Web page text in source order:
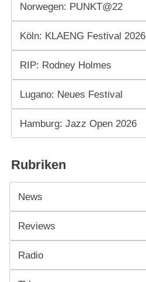
Norwegen: PUNKT@22
Köln: KLAENG Festival 2026
RIP: Rodney Holmes
Lugano: Neues Festival
Hamburg: Jazz Open 2026
Rubriken
News
Reviews
Radio